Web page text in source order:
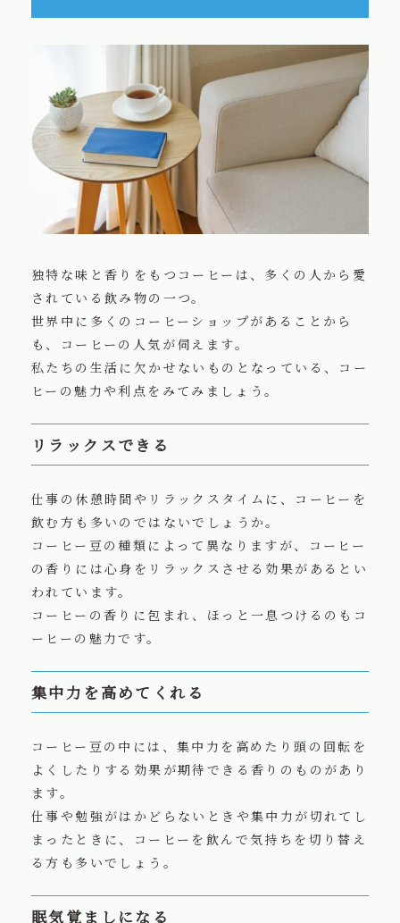
独特な味と香りをもつコーヒーは、多くの人から愛
されている飲み物の一つ。
世界中に多くのコーヒーショップがあることから
も、コーヒーの人気が伺えます。
私たちの生活に欠かせないものとなっている、コー
ヒーの魅力や利点をみてみましょう。
リラックスできる
仕事の休憩時間やリラックスタイムに、コーヒーを
飲む方も多いのではないでしょうか。
コーヒー豆の種類によって異なりますが、コーヒー
の香りには心身をリラックスさせる効果があるとい
われています。
コーヒーの香りに包まれ、ほっと一息つけるのもコ
ーヒーの魅力です。
集中力を高めてくれる
コーヒー豆の中には、集中力を高めたり頭の回転を
よくしたりする効果が期待できる香りのものがあり
ます。
仕事や勉強がはかどらないときや集中力が切れてし
まったときに、コーヒーを飲んで気持ちを切り替え
る方も多いでしょう。
眠気覚ましになる